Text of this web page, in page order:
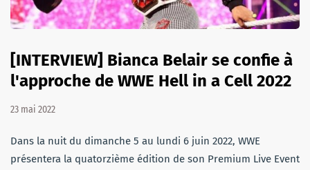
[INTERVIEW] Bianca Belair se confie à
l'approche de WWE Hell in a Cell 2022
23 mai 2022
Dans la nuit du dimanche 5 au lundi 6 juin 2022, WWE
présentera la quatorzième édition de son Premium Live Event